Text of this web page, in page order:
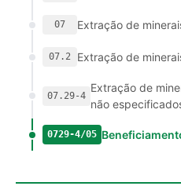
07 Extração de
07.2 Extração de
07.29-4
Extração de
não
0729-4/05